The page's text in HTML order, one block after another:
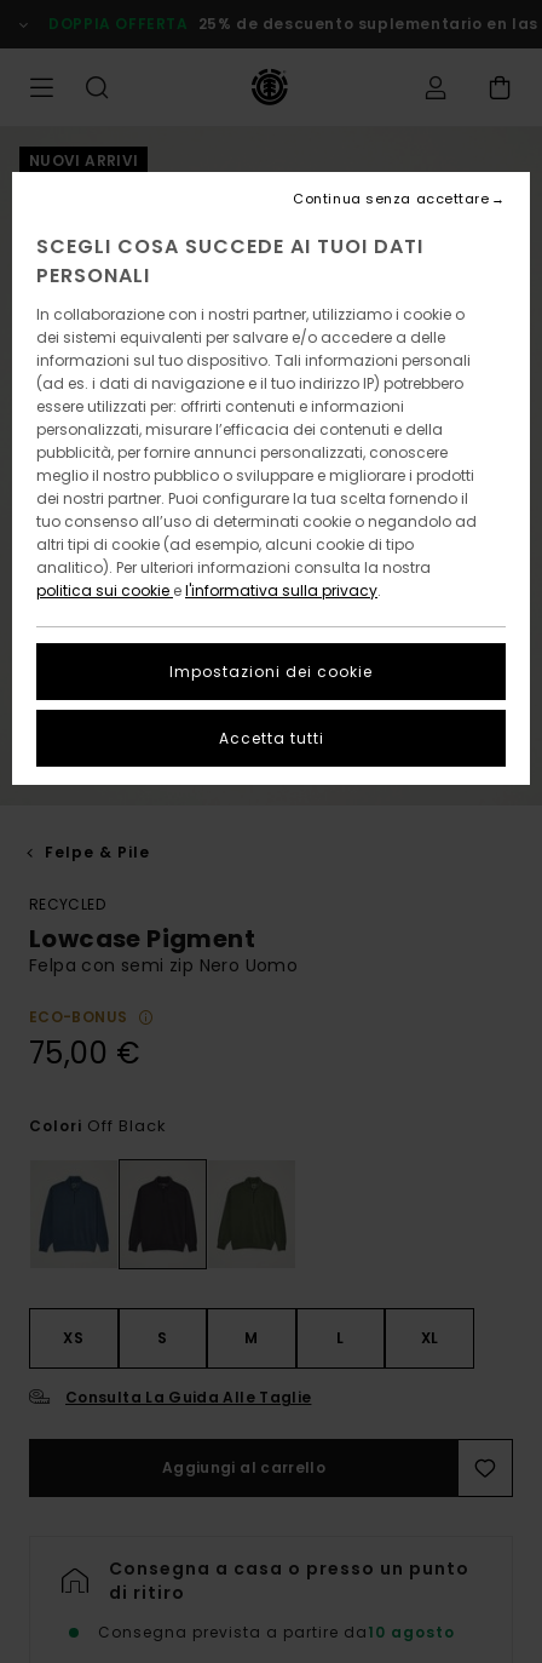
alle
informazioni
prodotto
DOPPIA OFFERTA 25% de descuento suplementario en las
NUOVI ARRIVI
Felpe & Pile
RECYCLED
Lowcase Pigment
Felpa con semi zip Nero Uomo
ECO-BONUS
75,00 €
Colori Off Black
XS S M L XL
Consulta La Guida Alle Taglie
Aggiungi al carrello
Consegna a casa o presso un punto
di ritiro
Consegna prevista a partire da10 agosto
SCEGLI COSA SUCCEDE AI TUOI DATI
PERSONALI
In collaborazione con i nostri partner, utilizziamo i cookie o
dei sistemi equivalenti per salvare e/o accedere a delle
informazioni sul tuo dispositivo. Tali informazioni personali
(ad es. i dati di navigazione e il tuo indirizzo IP) potrebbero
essere utilizzati per: offrirti contenuti e informazioni
personalizzati, misurare l’efficacia dei contenuti e della
pubblicità, per fornire annunci personalizzati, conoscere
meglio il nostro pubblico o sviluppare e migliorare i prodotti
dei nostri partner. Puoi configurare la tua scelta fornendo il
tuo consenso all’uso di determinati cookie o negandolo ad
altri tipi di cookie (ad esempio, alcuni cookie di tipo
analitico). Per ulteriori informazioni consulta la nostra
politica sui cookie el'informativa sulla privacy.
Impostazioni dei cookie
Continua senza accettare
Accetta tutti